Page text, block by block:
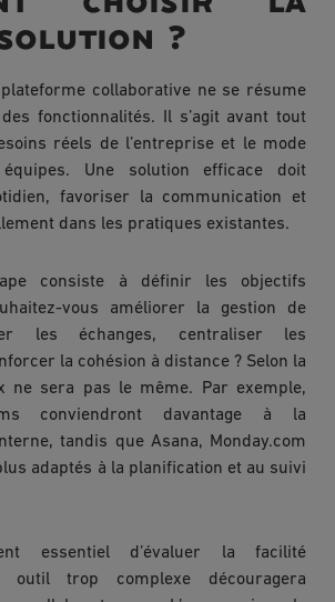
?
collaborative ne se résume
fonctionnalités. Il s’agit avant tout
réels de l’entreprise et le mode
Une solution efficace doit
favoriser la communication et
dans les pratiques existantes.
consiste à définir les objectifs
vous améliorer la gestion de
les échanges, centraliser les
la cohésion à distance ? Selon la
ne sera pas le même. Par exemple,
conviendront davantage à la
tandis que Asana, Monday.com
adaptés à la planification et au suivi
essentiel d’évaluer la facilité
outil trop complexe découragera